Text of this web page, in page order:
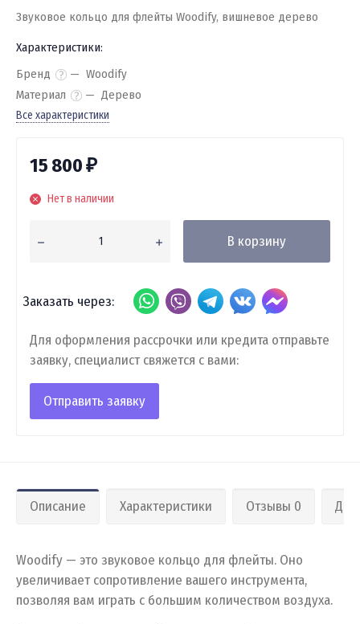
Звуковое кольцо для флейты Woodify, вишневое дерево
Характеристики:
Бренд
Woodify
Материал
Дерево
Все характеристики
15 800₽
Нет в наличии
В корзину
Заказать через:
Для оформления рассрочки или кредита отправьте
заявку, специалист свяжется с вами:
Отправить заявку
Описание Характеристики Отзывы 0
Woodify — это звуковое кольцо для флейты. Оно
увеличивает сопротивление вашего инструмента,
позволяя вам играть с большим количеством воздуха.